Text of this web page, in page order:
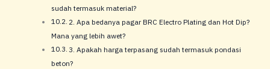
sudah termasuk material?
2. Apa bedanya pagar BRC Electro Plating dan Hot Dip?
Mana yang lebih awet?
3. Apakah harga terpasang sudah termasuk pondasi
beton?